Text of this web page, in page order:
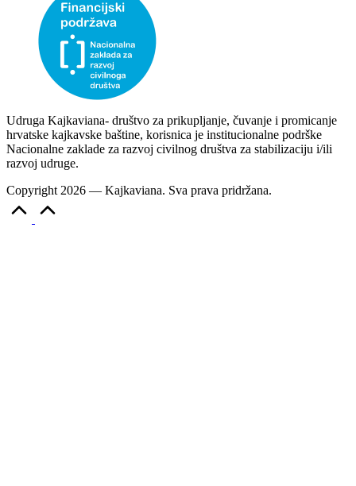
Udruga Kajkaviana- društvo za prikupljanje, čuvanje i promicanje
hrvatske kajkavske baštine, korisnica je institucionalne podrške
Nacionalne zaklade za razvoj civilnog društva za stabilizaciju i/ili
razvoj udruge.
Copyright 2026 — Kajkaviana. Sva prava pridržana.